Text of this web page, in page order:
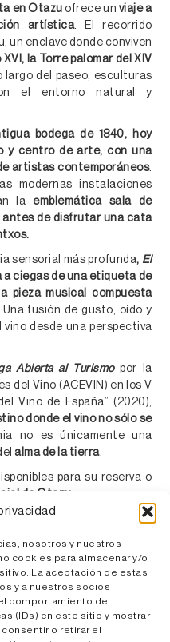
nosotros y nuestros
cookies para almacenar y/o
La aceptación de estas
y a nuestros socios
comportamiento de
(IDs) en este sitio y mostrar
o retirar el
en Otazu ofrece un viaje a
artística. El recorrido
un enclave donde conviven
la Torre palomar del XIV
largo del paseo, esculturas
el entorno natural y
bodega de 1840, hoy
y centro de arte, con una
artistas contemporáneos.
modernas instalaciones
laemblemática sala de
antes de disfrutar una cata
sensorial más profunda, El
ciegas de una etiqueta de
pieza musical compuesta
Una fusión de gusto, oído y
desde una perspectiva
Abierta al Turismopor la
del Vino (ACEVIN) en los V
Vino de España” (2020),
donde el vino no sólo se
no es únicamente una
alma de la tierra.
para su reserva o
de Otazu.
ENOTURISMO